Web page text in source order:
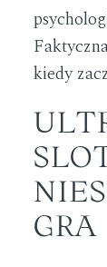
kiedy
GRA